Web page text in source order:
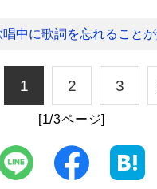
唱中に歌詞を忘れること
1 2 3
[1/3ページ]